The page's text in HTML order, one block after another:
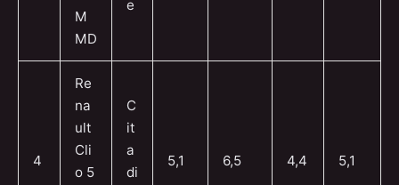
M
MD
e
4
Re
na
ult
Cli
o 5
C
it
a
di
5,1 6,5 4,4 5,1